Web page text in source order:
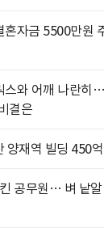
자금 5500만원
스와 어깨 나란히
결은
양재역 빌딩 450
공무원… 벼 낱